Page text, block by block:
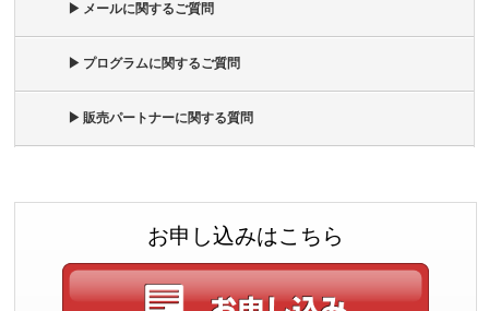
▶ メールに関するご質問
▶ プログラムに関するご質問
▶ 販売パートナーに関する質問
お申し込みはこちら